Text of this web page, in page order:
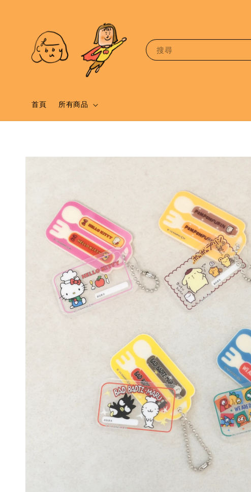
搜尋
首頁 所有商品